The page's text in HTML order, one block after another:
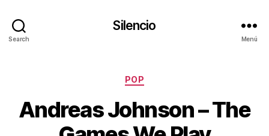
Search
Silencio
Menú
Categorías
POP
Andreas Johnson – The